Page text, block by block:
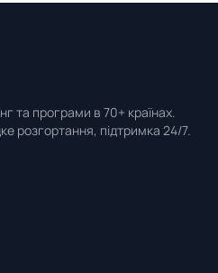
та програми в 70+ країнах.
розгортання, підтримка 24/7.